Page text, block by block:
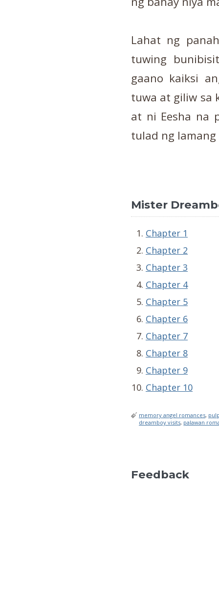
Lahat ng
tuwing
gaano kaiksi
tuwa at giliw sa
at ni Eesha na
tulad ng
Mister
Chapter 1
Chapter 2
Chapter 3
Chapter 4
Chapter 5
Chapter 6
Chapter 7
Chapter 8
Chapter 9
Chapter 10
memory angel romances,
dreamboy visits, palawan
Feedback